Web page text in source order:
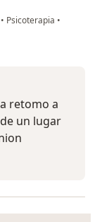
• Psicoterapia •
retomo a
un lugar